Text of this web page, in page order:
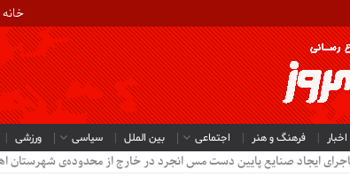
خانه
فرهنگ و هنر اجتماعی بین الملل سیاسی ورزشی
ایجاد صنایع پایین دست مس انجرد در خارج از محدوده‌ی